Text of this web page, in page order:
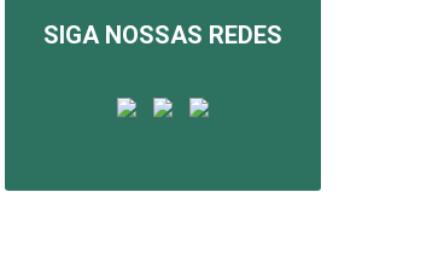
SIGA NOSSAS REDES